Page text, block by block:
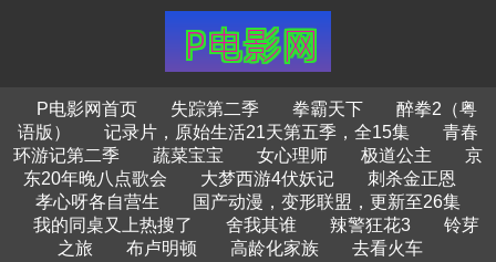
P电影网首页 失踪第二季 拳霸天下
醉拳2（粤
语版）
记录片，原始生活21天第五季，全15集
青春
环游记第二季
蔬菜宝宝 女心理师 极道公主
京
东20年晚八点歌会
大梦西游4伏妖记
刺杀金正恩
孝心呀各自营生
国产动漫，变形联盟，更新至26集
我的同桌又上热搜了
舍我其谁 辣警狂花3
铃芽
之旅
布卢明顿 高龄化家族 去看火车